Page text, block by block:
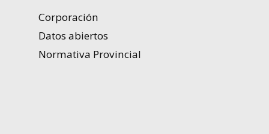
Corporación
Datos abiertos
Normativa Provincial